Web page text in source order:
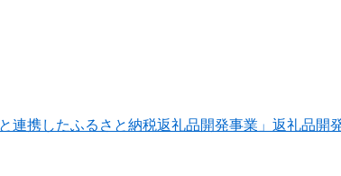
連携したふるさと納税返礼品開発事業」返礼品開